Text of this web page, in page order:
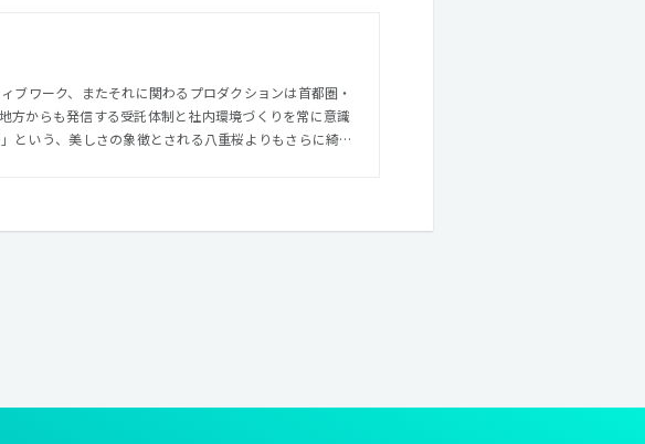
ブワーク、またそれに関わるプロダクションは首都圏・
方からも発信する受託体制と社内環境づくりを常に意識